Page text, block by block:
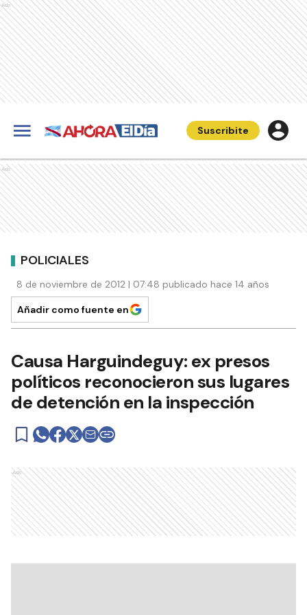
Ads
Suscribite
Ads
POLICIALES
8 de noviembre de 2012 | 07:48 publicado hace 14 años
Añadir como fuente en
Causa Harguindeguy: ex presos
políticos reconocieron sus lugares
de detención en la inspección
Ads